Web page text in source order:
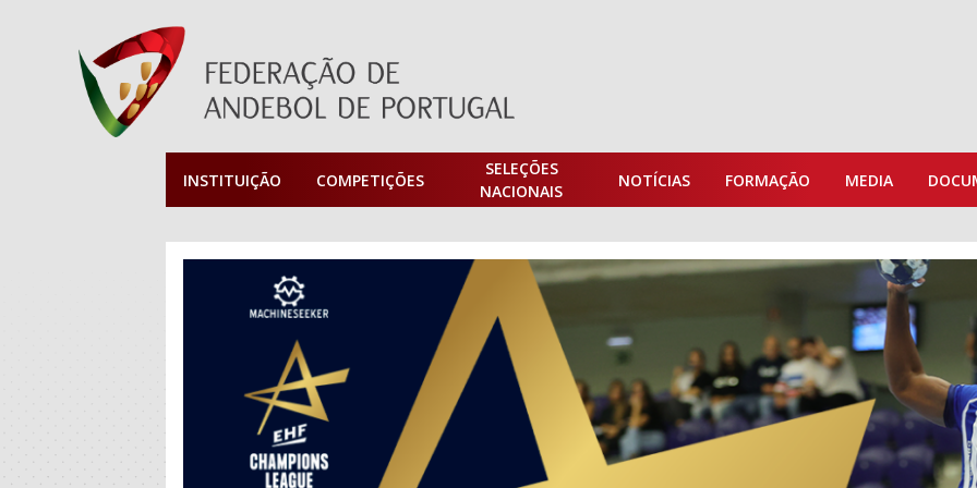
INSTITUIÇÃO COMPETIÇÕES
SELEÇÕES
NACIONAIS
NOTÍCIAS FORMAÇÃO MEDIA